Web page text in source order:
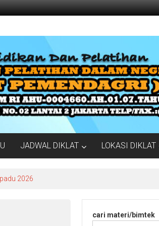
JADWAL DIKLAT LOKASI DIKLAT
2026
cari materi/bimtek